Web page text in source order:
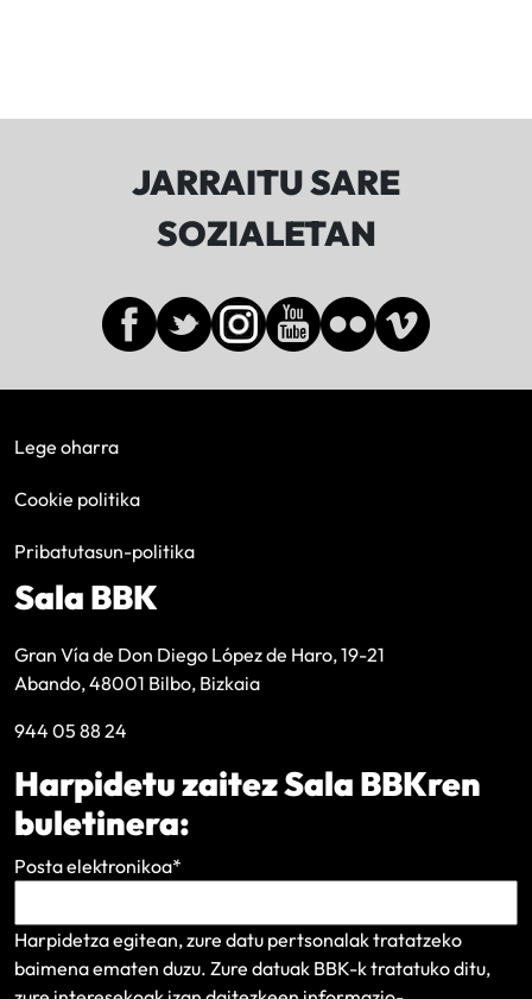
JARRAITU SARE
SOZIALETAN
Lege oharra
Cookie politika
Pribatutasun-politika
Sala BBK
Gran Vía de Don Diego López de Haro, 19-21
Abando, 48001 Bilbo, Bizkaia
944 05 88 24
Harpidetu zaitez Sala BBKren
buletinera:
Posta elektronikoa*
Harpidetza egitean, zure datu pertsonalak tratatzeko
baimena ematen duzu. Zure datuak BBK-k tratatuko ditu,